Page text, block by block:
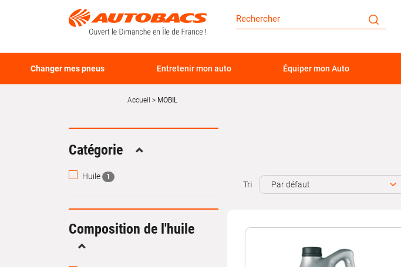
Changer mes pneus Entretenir mon auto Équiper mon Auto
Accueil MOBIL
Catégorie Replier
Huile 1
Composition de l'huile
Replier
Tri Par défaut